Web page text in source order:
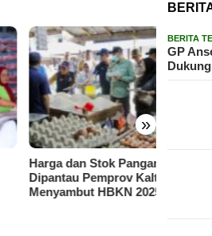
»
Harga dan Stok Pangan
Dipantau Pemprov Kalteng
Menyambut HBKN 2025
Barang
Jawa:
BERITA
GP